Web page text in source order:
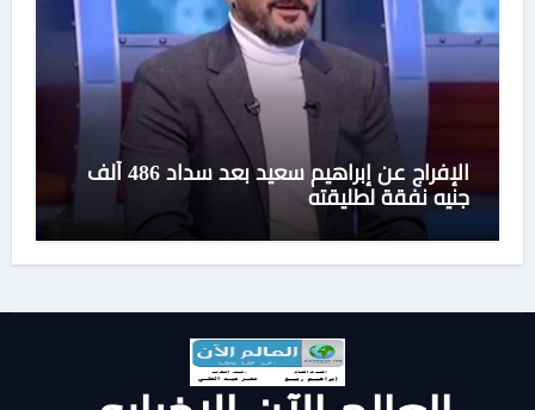
الإفراج عن إبراهيم سعيد بعد سداد 486 ألف
جنيه نفقة لطليقته